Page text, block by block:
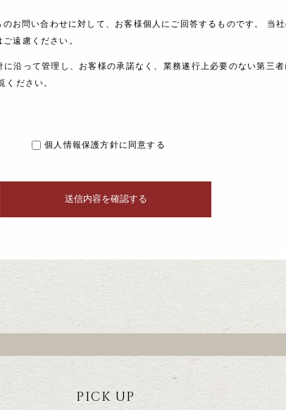
お問い合わせに対して、お客様個人にご回答するものです。 当
遠慮ください。
沿って管理し、お客様の承諾なく、業務遂行上必要のない第三
ください。
個人情報保護方針に同意する
PICK UP